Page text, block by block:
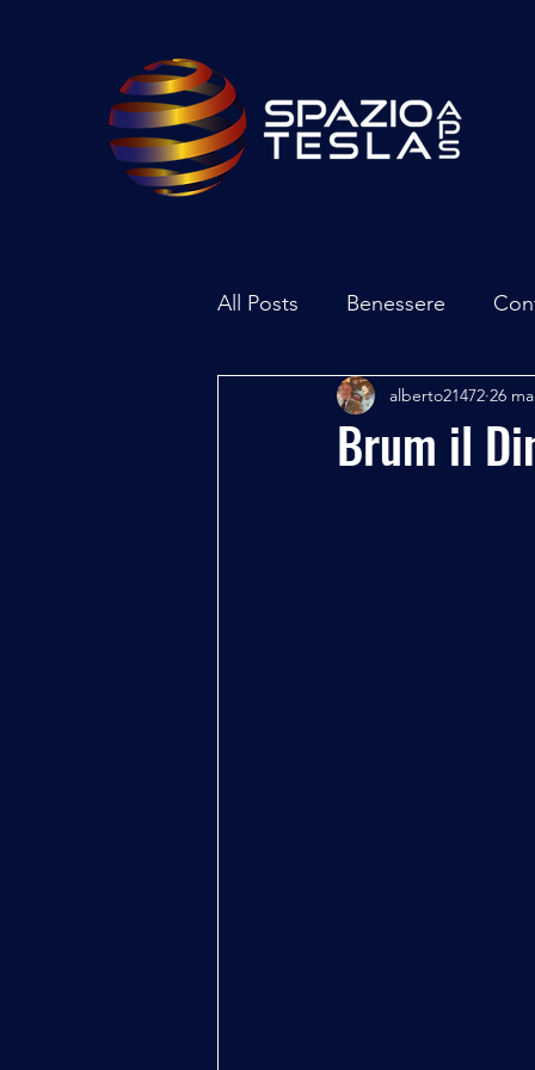
All Posts Benessere
Ambiente Inchieste -
Brum il
alberto21472 26